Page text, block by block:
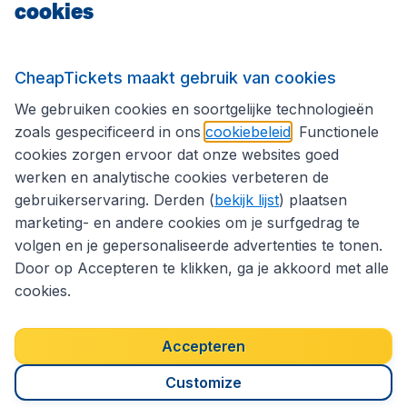
Volg CheapTickets.be
Privacybeleid
Copyright © 2026
cookies
CheapTickets maakt gebruik van cookies
We gebruiken cookies en soortgelijke technologieën
zoals gespecificeerd in ons cookiebeleid . Functionele
cookies zorgen ervoor dat onze websites goed
werken en analytische cookies verbeteren de
gebruikerservaring. Derden (bekijk lijst) plaatsen
marketing- en andere cookies om je surfgedrag te
volgen en je gepersonaliseerde advertenties te tonen.
Door op Accepteren te klikken, ga je akkoord met alle
cookies.
Accepteren
Customize